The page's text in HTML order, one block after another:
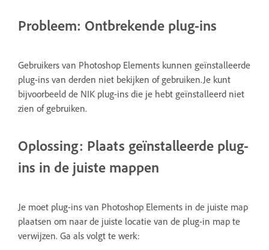
Probleem: Ontbrekende plug-ins
Gebruikers van Photoshop Elements kunnen geïnstalleerde
plug-ins van derden niet bekijken of gebruiken.Je kunt
bijvoorbeeld de NIK plug-ins die je hebt geïnstalleerd niet
zien of gebruiken.
Oplossing: Plaats geïnstalleerde plug-
ins in de juiste mappen
Je moet plug-ins van Photoshop Elements in de juiste map
plaatsen om naar de juiste locatie van de plug-in map te
verwijzen. Ga als volgt te werk: